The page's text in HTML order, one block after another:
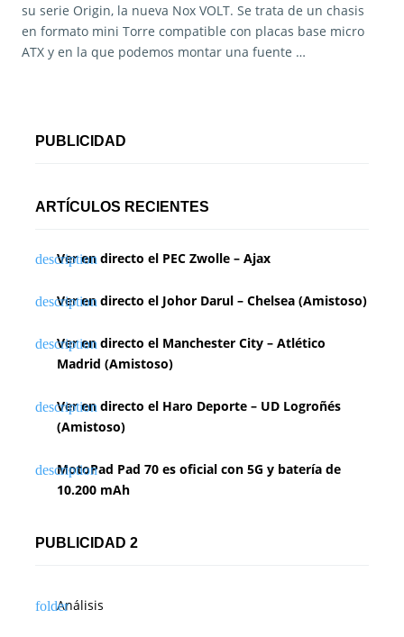
su serie Origin, la nueva Nox VOLT. Se trata de un chasis
en formato mini Torre compatible con placas base micro
ATX y en la que podemos montar una fuente …
PUBLICIDAD
ARTÍCULOS RECIENTES
Ver en directo el PEC Zwolle – Ajax
Ver en directo el Johor Darul – Chelsea (Amistoso)
Ver en directo el Manchester City – Atlético
Madrid (Amistoso)
Ver en directo el Haro Deporte – UD Logroñés
(Amistoso)
MotoPad Pad 70 es oficial con 5G y batería de
10.200 mAh
PUBLICIDAD 2
Análisis